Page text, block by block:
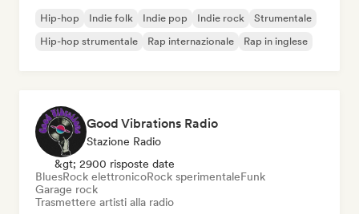
Hip-hop Indie folk Indie pop Indie rock
Strumentale
Hip-hop strumentale
Rap internazionale Rap in inglese
Good Vibrations Radio
Stazione Radio
&gt; 2900 risposte date
BluesRock elettronicoRock sperimentaleFunk
Garage rock
Trasmettere artisti alla radio